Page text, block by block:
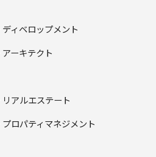
ィベロップメント
ーキテクト
アルエステート
ロパティマネジメント